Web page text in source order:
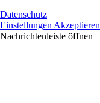
Datenschutz
Einstellungen Akzeptieren
Nachrichtenleiste öffnen